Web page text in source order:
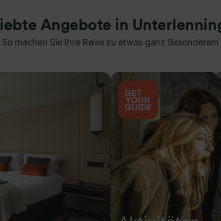
Angebote in
So machen Sie Ihre Reise zu etwas ganz Besonderem